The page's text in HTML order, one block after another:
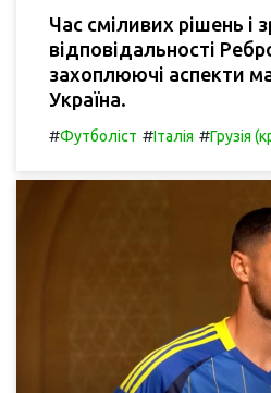
Час сміливих рішень і
відповідальності
захоплюючі аспекти
Україна.
#Футболіст #Італія #Грузія